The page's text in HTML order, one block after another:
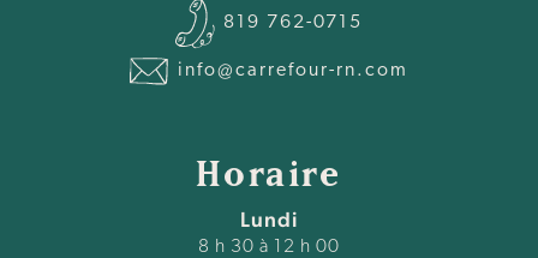
819 762-0715
info@carrefour-rn.com
Horaire
Lundi
8 h 30 à 12 h 00